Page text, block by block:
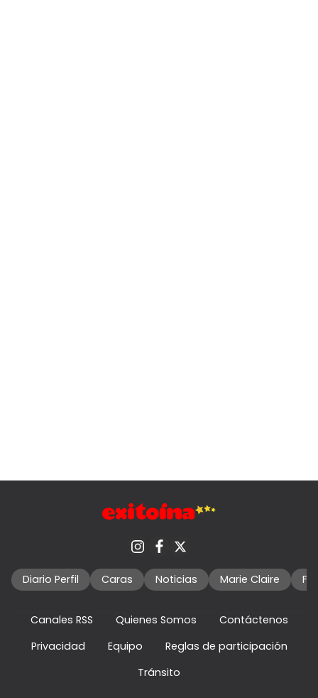
Diario Perfil Caras Noticias Marie Claire
Canales RSS Quienes Somos
Contáctenos
Privacidad
Equipo
Reglas de participación
Tránsito